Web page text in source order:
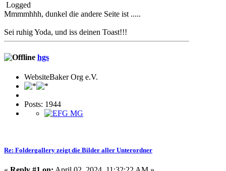
Logged
Mmmmhhh, dunkel die andere Seite ist .....
Sei ruhig Yoda, und iss deinen Toast!!!
hgs
WebsiteBaker Org e.V.
Posts: 1944
Re: Foldergallery zeigt die Bilder aller Unterordner